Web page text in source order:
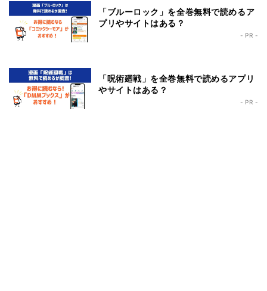
「ブルーロック」を全巻無料で読めるア
プリやサイトはある？
- PR -
「呪術廻戦」を全巻無料で読めるアプリ
やサイトはある？
- PR -